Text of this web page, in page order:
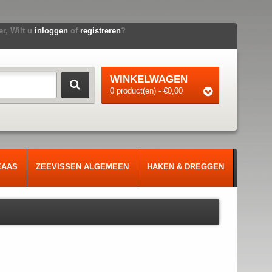
Wilt u inloggen of registreren?
WINKELWAGEN
0 product(en) - €0,00
ZEEVISSEN ALGEMEEN HAKEN & DREGGEN